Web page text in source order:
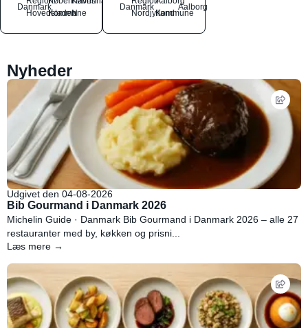
Danmark
Hovedstaden
Kommune
N
Danmark
NordjyllandKommune
Aalborg
Nyheder
Udgivet den 04-08-2026
Bib Gourmand i Danmark 2026
Michelin Guide · Danmark Bib Gourmand i Danmark 2026 – alle 27
restauranter med by, køkken og prisni...
Læs mere →